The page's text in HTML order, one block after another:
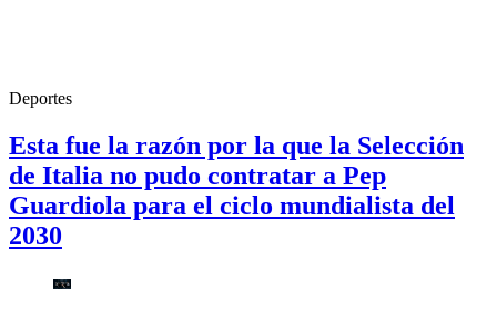
Deportes
Esta fue la razón por la que la Selección
de Italia no pudo contratar a Pep
Guardiola para el ciclo mundialista del
2030